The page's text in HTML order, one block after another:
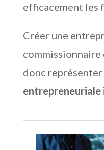
efficacement les
Créer une
donc représenter